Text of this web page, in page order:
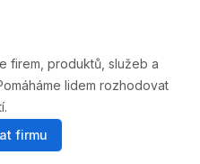
firem, produktů, služeb a
lidem rozhodovat
firmu